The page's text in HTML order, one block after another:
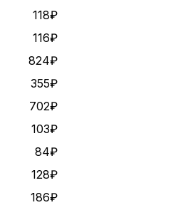
118₽
116₽
824₽
355₽
702₽
103₽
84₽
128₽
186₽